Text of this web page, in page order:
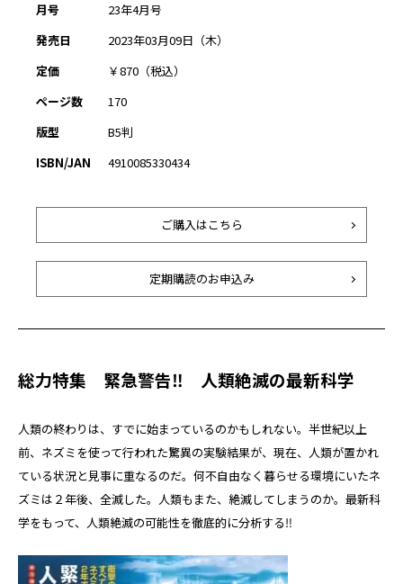
月号
23年4月号
発売日
2023年03月09日（木）
定価
￥870（税込）
ページ数
170
版型
B5判
ISBN/JAN
4910085330434
ご購入はこちら
定期購読のお申込み
総力特集 緊急警告‼ 人類絶滅の最新科学
人類の終わりは、すでに始まっているのかもしれない。半世紀以上
前、ネズミを使って行われた驚異の実験結果が、現在、人類が置かれ
ている状況と見事に重なるのだ。何不自由なく暮らせる環境にいたネ
ズミは２年後、全滅した。人類もまた、絶滅してしまうのか。最新科
学をもって、人類絶滅の可能性を徹底的に分析する‼